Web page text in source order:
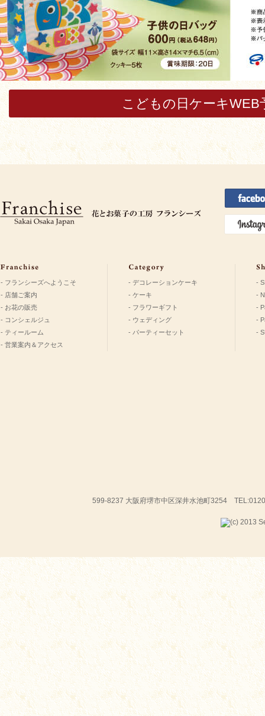
こどもの日ケーキWEB
- フランシーズへようこそ
- 店舗ご案内
- お花の販売
- コンシェルジュ
- ティールーム
- 営業案内＆アクセス
- デコレーションケーキ
- ケーキ
- フラワーギフト
- ウェディング
- パーティーセット
-
-
-
-
-
599-8237 大阪府堺市中区深井水池町3254